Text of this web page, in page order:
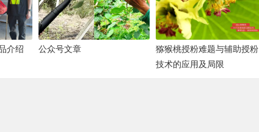
介绍 公众号文章
猕猴桃授粉难题与辅助授粉
技术的应用及局限